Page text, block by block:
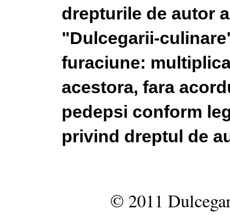
drepturile de autor
"Dulcegarii-
furaciune:
acestora, fara
pedepsi conform
privind dreptul de
© 2011